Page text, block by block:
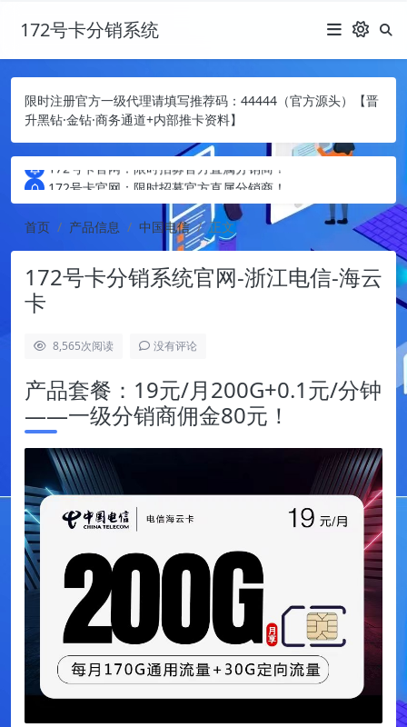
172号卡分销系统
限时注册官方一级代理请填写推荐码：44444（官方源头）【晋
升黑钻·金钻·商务通道+内部推卡资料】
172号卡官网：限时招募官方直属分销商！
172号卡官网：限时招募官方直属分销商！
172号卡官网：限时招募官方直属分销商！
首页 产品信息 中国电信 正文
172号卡分销系统官网-浙江电信-海云
卡
8,565次阅读 没有评论
产品套餐：19元/月200G+0.1元/分钟
——一级分销商佣金80元！